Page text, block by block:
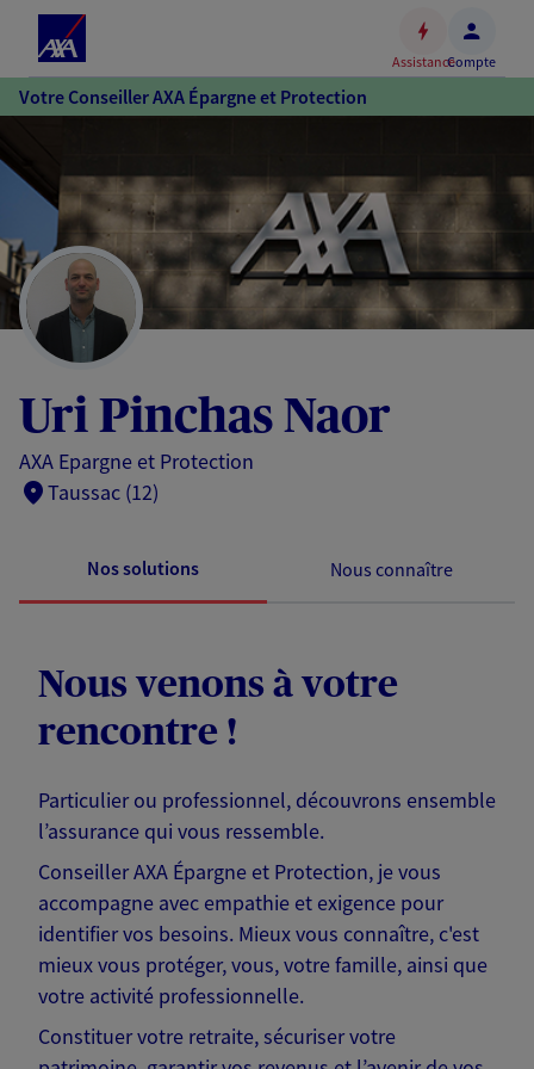
Accéder
au
Accéder
au
pied
de
page
AssistanceCompte
Votre Conseiller AXA Épargne et Protection
Uri Pinchas Naor
AXA Epargne et Protection
Taussac (12)
Nos solutions Nous connaître
Nous venons à votre
rencontre !
Particulier ou professionnel, découvrons ensemble
l’assurance qui vous ressemble.
Conseiller AXA Épargne et Protection, je vous
accompagne avec empathie et exigence pour
identifier vos besoins. Mieux vous connaître, c'est
mieux vous protéger, vous, votre famille, ainsi que
votre activité professionnelle.
Constituer votre retraite, sécuriser votre